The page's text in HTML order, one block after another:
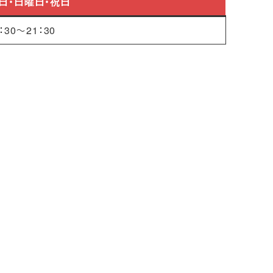
30～21：30